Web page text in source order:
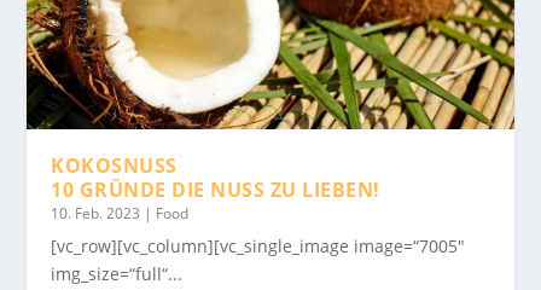
KOKOSNUSS
10 GRÜNDE DIE NUSS ZU LIEBEN!
10. Feb. 2023 | Food
[vc_row][vc_column][vc_single_image image=“7005″
img_size=“full“...